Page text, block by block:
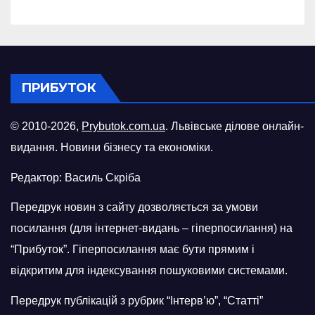
ПРИБУТОК
© 2010-2026, Prybutok.com.ua. Львівське ділове онлайн-
видання. Новини бізнесу та економіки.
Редактор: Василь Скріба
Передрук новин з сайту дозволяється за умови
посилання (для інтернет-видань – гіперпосилання) на
“Прибуток”. Гіперпосилання має бути прямим і
відкритим для індексування пошуковими системами.
Передрук публікацій з рубрик “Інтерв’ю”, “Статті”